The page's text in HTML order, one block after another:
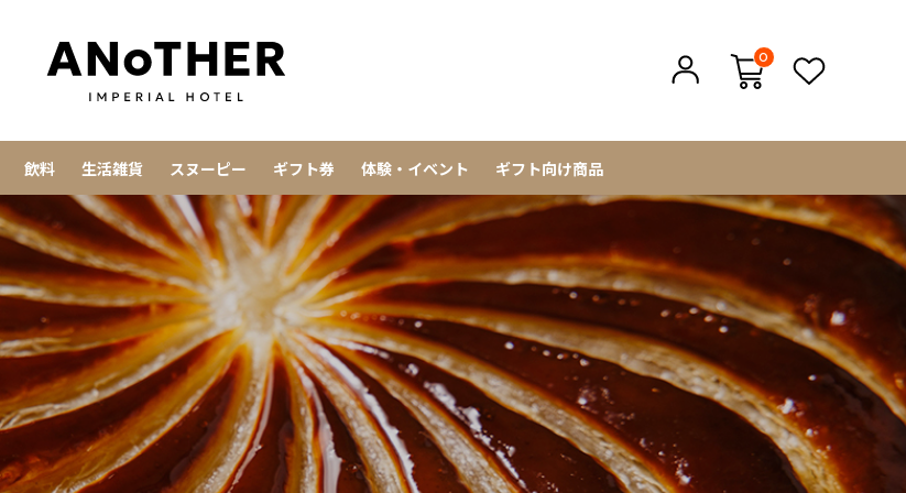
0
飲料 生活雑貨 スヌーピー ギフト券 体験・イベント ギフト向け商品